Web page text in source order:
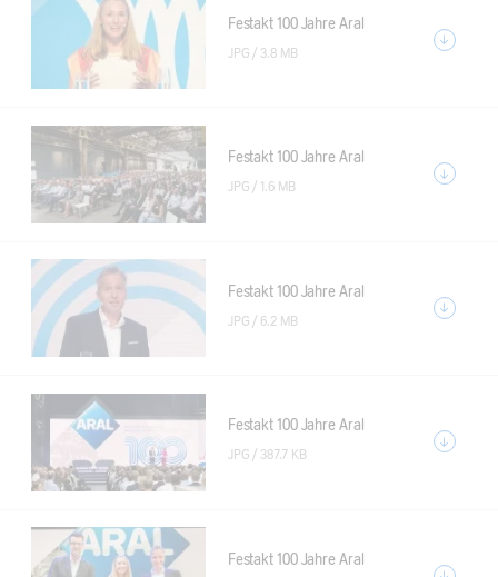
Festakt 100 Jahre Aral
JPG / 3.8 MB
Festakt 100 Jahre Aral
JPG / 1.6 MB
Festakt 100 Jahre Aral
JPG / 6.2 MB
Festakt 100 Jahre Aral
JPG / 387.7 KB
Festakt 100 Jahre Aral